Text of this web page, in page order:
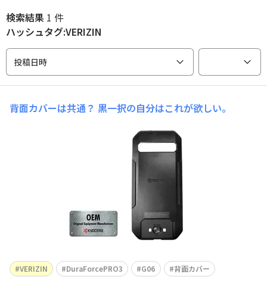
検索結果 1 件
ハッシュタグ:VERIZIN
投稿日時
背面カバーは共通？ 黒一択の自分はこれが欲しい。
VERIZIN DuraForcePRO3 G06 背面カバー